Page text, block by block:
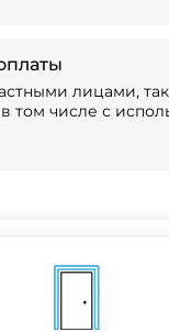
лицами,
том числе с